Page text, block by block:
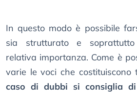
In questo modo è possibile
sia strutturato e
relativa importanza. Come è
varie le voci che costituiscono
caso di dubbi si consiglia